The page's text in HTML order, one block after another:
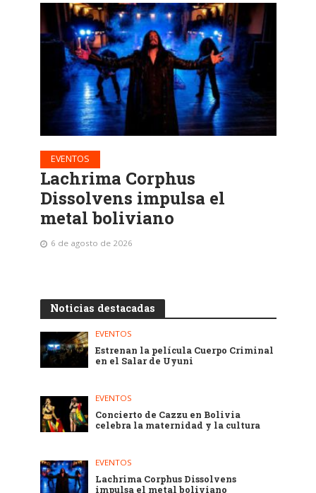
EVENTOS
Lachrima Corphus
Dissolvens impulsa el
metal boliviano
6 de agosto de 2026
Noticias destacadas
EVENTOS
Estrenan la película Cuerpo Criminal
en el Salar de Uyuni
EVENTOS
Concierto de Cazzu en Bolivia
celebra la maternidad y la cultura
EVENTOS
Lachrima Corphus Dissolvens
impulsa el metal boliviano